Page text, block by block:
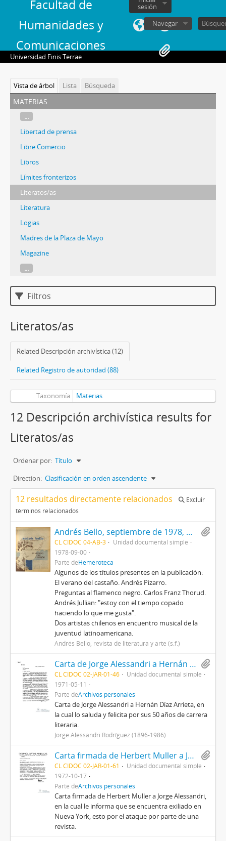
Facultad de
Humanidades y
Comunicaciones
sesión
Navegar
Universidad Finis Terrae
Vista de árbol Lista Búsqueda
materias
...
Libertad de prensa
Libre Comercio
Libros
Límites fronterizos
Literatos/as
Literatura
Logias
Madres de la Plaza de Mayo
Magazine
...
Filtros
Literatos/as
Related Descripción archivística (12)
Related Registro de autoridad (88)
Taxonomía Materias
12 Descripción archivística results for
Literatos/as
Ordenar por: Título
Direction: Clasificación en orden ascendente
12 resultados directamente relacionados
Excluir
términos relacionados
Andrés Bello, septiembre de 1978, núm., 5
CL CIDOC 04-AB-3
Unidad documental simple
1978-09-00
Parte deHemeroteca
Algunos de los títulos presentes en la publicación:
El verano del castaño. Andrés Pizarro.
Preguntas al flamenco negro. Carlos Franz Thorud.
Andrés Jullian: "estoy con el tiempo copado
haciendo lo que me gusta".
Dos artistas chilenos en encuentro musical de la
juventud latinoamericana.
Andrés Bello, revista de literatura y arte (s.f.)
Carta de Jorge Alessandri a Hernán Díaz Arrieta
CL CIDOC 02-JAR-01-46
Unidad documental simple
1971-05-11
Parte deArchivos personales
Carta de Jorge Alessandri a Hernán Díaz Arrieta, en
la cual lo saluda y felicita por sus 50 años de carrera
literaria.
Jorge Alessandri Rodríguez (1896-1986)
Carta firmada de Herbert Muller a Jorge Alessandri
CL CIDOC 02-JAR-01-61
Unidad documental simple
1972-10-17
Parte deArchivos personales
Carta firmada de Herbert Muller a Jorge Alessandri,
en la cual le informa que se encuentra exiliado en
Nueva York, esto por el ataque por parte de una
revista.